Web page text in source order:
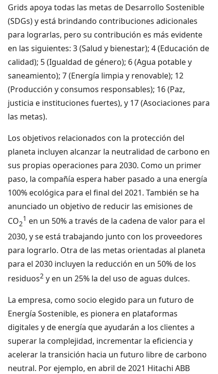
Grids apoya todas las metas de Desarrollo Sostenible
(SDGs) y está brindando contribuciones adicionales
para lograrlas, pero su contribución es más evidente
en las siguientes: 3 (Salud y bienestar); 4 (Educación de
calidad); 5 (Igualdad de género); 6 (Agua potable y
saneamiento); 7 (Energía limpia y renovable); 12
(Producción y consumos responsables); 16 (Paz,
justicia e instituciones fuertes), y 17 (Asociaciones para
las metas).
Los objetivos relacionados con la protección del
planeta incluyen alcanzar la neutralidad de carbono en
sus propias operaciones para 2030. Como un primer
paso, la compañía espera haber pasado a una energía
100% ecológica para el final del 2021. También se ha
anunciado un objetivo de reducir las emisiones de
CO2
1 en un 50% a través de la cadena de valor para el
2030, y se está trabajando junto con los proveedores
para lograrlo. Otra de las metas orientadas al planeta
para el 2030 incluyen la reducción en un 50% de los
residuos2 y en un 25% la del uso de aguas dulces.
La empresa, como socio elegido para un futuro de
Energía Sostenible, es pionera en plataformas
digitales y de energía que ayudarán a los clientes a
superar la complejidad, incrementar la eficiencia y
acelerar la transición hacia un futuro libre de carbono
neutral. Por ejemplo, en abril de 2021 Hitachi ABB